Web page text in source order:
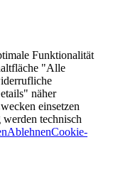
Funktionalität
"Alle
näher
einsetzen
technisch
AblehnenCookie-